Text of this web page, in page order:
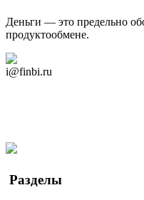
Деньги — это предельно
продуктообмене.
i@finbi.ru
Разделы